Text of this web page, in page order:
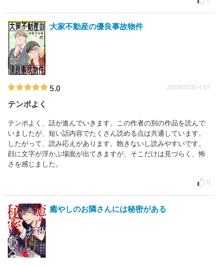
大家不動産の優良事故物件
5.0 2023/03/30 4:57
テンポよく
テンポよく、話が進んでいきます。この作者の別の作品を読んで
いましたが、短い話内容でたくさん読める点は共通しています。
したがって、読み応えがあります。飽きないし読みやすいです。
顔に文字が浮かぶ場面が出てきますが、そこだけは見づらく、怖
さを感じました。
0
癒やしのお隣さんには秘密がある